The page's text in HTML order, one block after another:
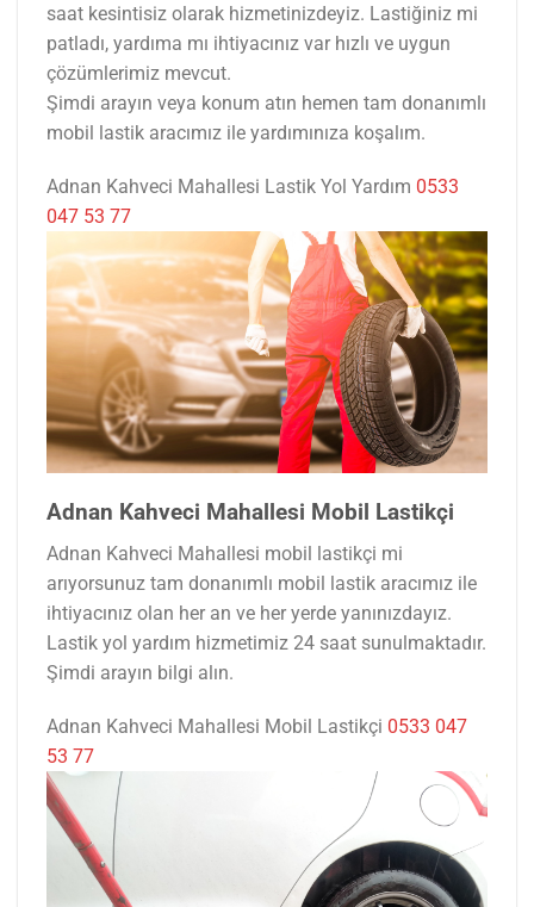
saat kesintisiz olarak hizmetinizdeyiz. Lastiğiniz mi
patladı, yardıma mı ihtiyacınız var hızlı ve uygun
çözümlerimiz mevcut.
Şimdi arayın veya konum atın hemen tam donanımlı
mobil lastik aracımız ile yardımınıza koşalım.
Adnan Kahveci Mahallesi Lastik Yol Yardım 0533
047 53 77
Adnan Kahveci Mahallesi Mobil Lastikçi
Adnan Kahveci Mahallesi mobil lastikçi mi
arıyorsunuz tam donanımlı mobil lastik aracımız ile
ihtiyacınız olan her an ve her yerde yanınızdayız.
Lastik yol yardım hizmetimiz 24 saat sunulmaktadır.
Şimdi arayın bilgi alın.
Adnan Kahveci Mahallesi Mobil Lastikçi 0533 047
53 77